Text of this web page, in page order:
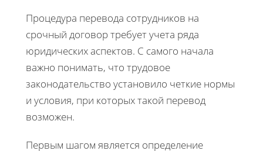
Процедура перевода сотрудников на
срочный договор требует учета ряда
юридических аспектов. С самого начала
важно понимать, что трудовое
законодательство установило четкие нормы
и условия, при которых такой перевод
возможен.
Первым шагом является определение